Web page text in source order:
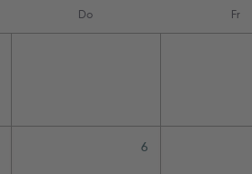
Do Fr
6